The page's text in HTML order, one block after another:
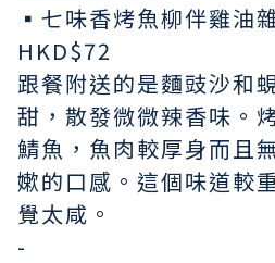
▪︎七味香烤魚柳伴雞油
HKD$72
跟餐附送的是麵豉沙和
甜，散發微微辣香味。
鯖魚，魚肉較厚身而且
嫰的口感。這個味道較
覺太咸。
-